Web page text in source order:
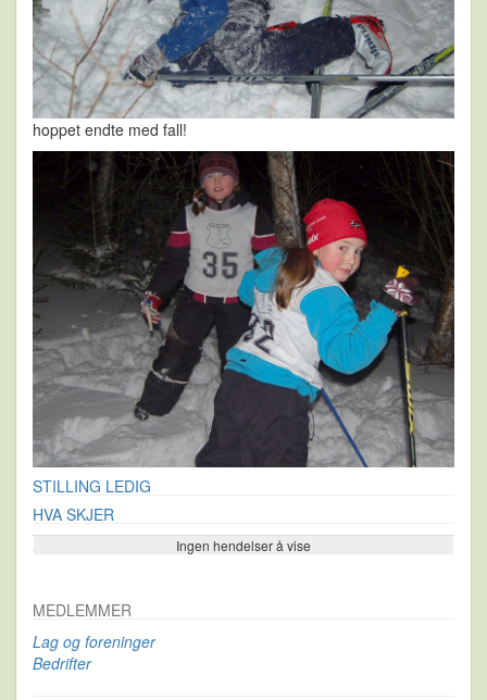
hoppet endte med fall!
STILLING LEDIG
HVA SKJER
Ingen hendelser å vise
Se flere…
MEDLEMMER
Lag og foreninger
Bedrifter